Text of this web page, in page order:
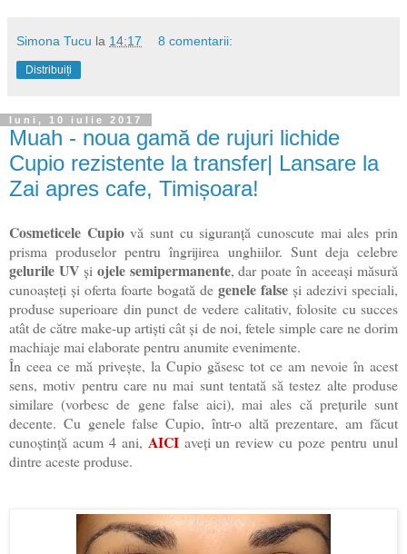
Simona Tucu la 14:17 8 comentarii:
Distribuiți
luni, 10 iulie 2017
Muah - noua gamă de rujuri lichide
Cupio rezistente la transfer| Lansare la
Zai apres cafe, Timișoara!
Cosmeticele Cupiovă sunt cu siguranță cunoscute mai ales prin
prisma produselor pentru îngrijirea unghiilor. Sunt deja celebre
gelurile UVși ojele semipermanente, dar poate în aceeași măsură
cunoașteți și oferta foarte bogată de genele false și adezivi speciali,
produse superioare din punct de vedere calitativ, folosite cu succes
atât de către make-up artiști cât și de noi, fetele simple care ne dorim
machiaje mai elaborate pentru anumite evenimente.
În ceea ce mă privește, la Cupio găsesc tot ce am nevoie în acest
sens, motiv pentru care nu mai sunt tentată să testez alte produse
similare (vorbesc de gene false aici), mai ales că prețurile sunt
decente. Cu genele false Cupio, într-o altă prezentare, am făcut
cunoștință acum 4 ani, AICIaveți un review cu poze pentru unul
dintre aceste produse.